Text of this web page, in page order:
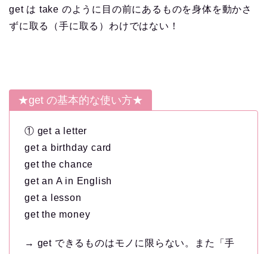
get は take のように目の前にあるものを身体を動かさ
ずに取る（手に取る）わけではない！
★get の基本的な使い方★
① get a letter
get a birthday card
get the chance
get an A in English
get a lesson
get the money
→ get できるものはモノに限らない。また「手